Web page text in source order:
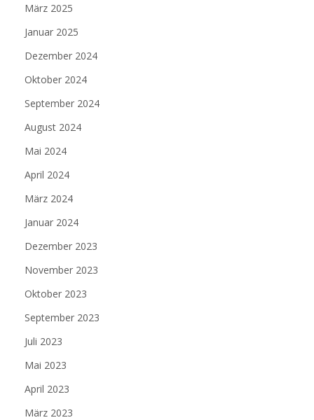
März 2025
Januar 2025
Dezember 2024
Oktober 2024
September 2024
August 2024
Mai 2024
April 2024
März 2024
Januar 2024
Dezember 2023
November 2023
Oktober 2023
September 2023
Juli 2023
Mai 2023
April 2023
März 2023